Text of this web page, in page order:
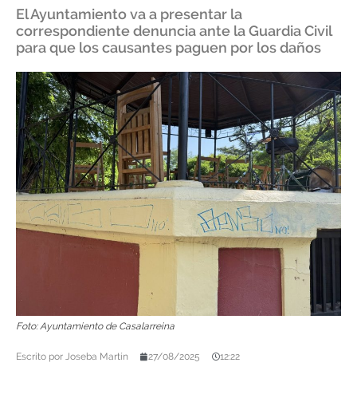
El Ayuntamiento va a presentar la
correspondiente denuncia ante la Guardia Civil
para que los causantes paguen por los daños
Foto: Ayuntamiento de Casalarreina
Escrito por Joseba Martín 27/08/2025 12:22